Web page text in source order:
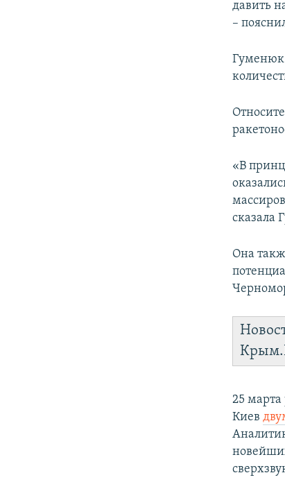
давить
–
Гуменюк
«В
сказала
Она
25
Киев